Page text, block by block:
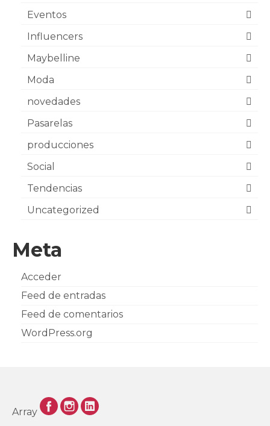
Eventos
Influencers
Maybelline
Moda
novedades
Pasarelas
producciones
Social
Tendencias
Uncategorized
Meta
Acceder
Feed de entradas
Feed de comentarios
WordPress.org
Array